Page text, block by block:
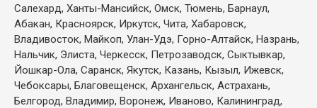
Салехард, Ханты-Мансийск, Омск, Тюмень, Барнаул,
Абакан, Красноярск, Иркутск, Чита, Хабаровск,
Владивосток, Майкоп, Улан-Удэ, Горно-Алтайск, Назрань,
Нальчик, Элиста, Черкесск, Петрозаводск, Сыктывкар,
Йошкар-Ола, Саранск, Якутск, Казань, Кызыл, Ижевск,
Чебоксары, Благовещенск, Архангельск, Астрахань,
Белгород, Владимир, Воронеж, Иваново, Калининград,